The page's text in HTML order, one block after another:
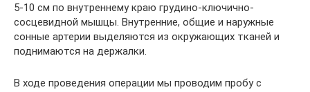
5-10 см по внутреннему краю грудино-ключично-
сосцевидной мышцы. Внутренние, общие и наружные
сонные артерии выделяются из окружающих тканей и
поднимаются на держалки.
В ходе проведения операции мы проводим пробу с